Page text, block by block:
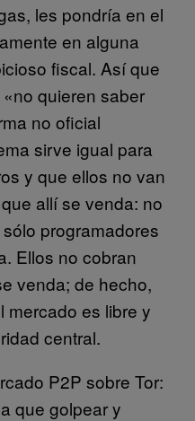
les pondría en el
en alguna
fiscal. Así que
quieren saber
no oficial
sirve igual para
y que ellos no van
allí se venda: no
programadores
Ellos no cobran
venda; de hecho,
mercado es libre y
central.
P2P sobre Tor:
que golpear y